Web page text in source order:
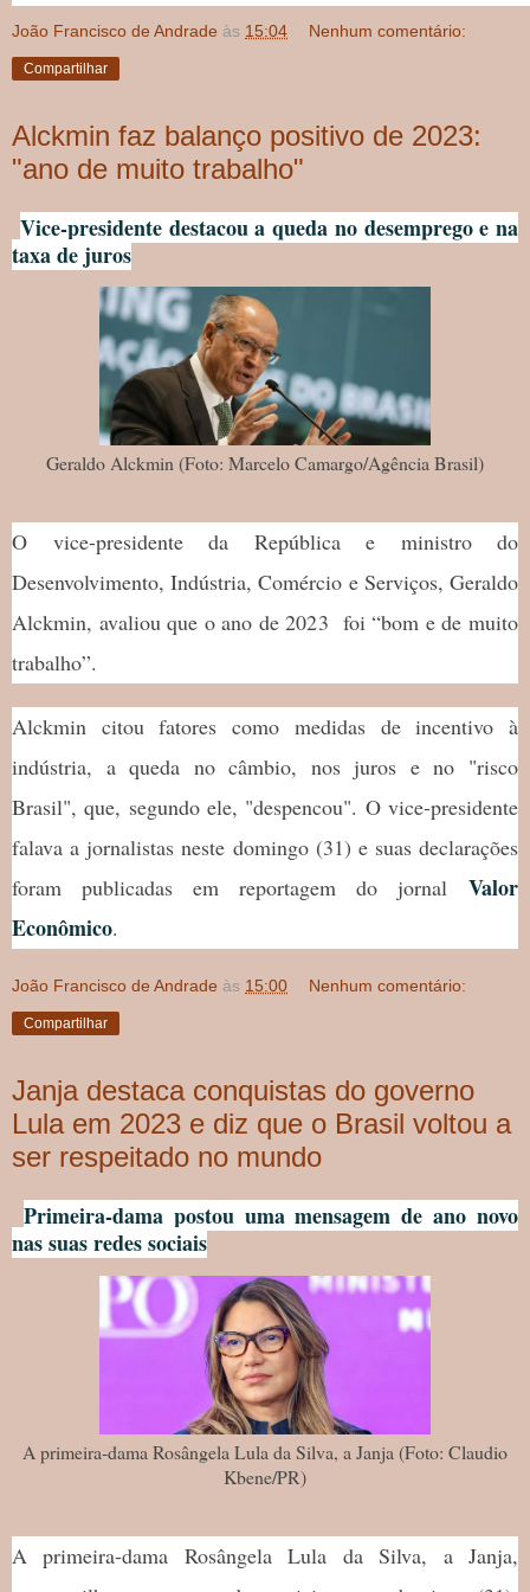
João Francisco de Andrade às 15:04 Nenhum comentário:
Compartilhar
Alckmin faz balanço positivo de 2023:
"ano de muito trabalho"
Vice-presidente destacou a queda no desemprego e na
taxa de juros
Geraldo Alckmin (Foto: Marcelo Camargo/Agência Brasil)
O vice-presidente da República e ministro do
Desenvolvimento, Indústria, Comércio e Serviços, Geraldo
Alckmin, avaliou que o ano de 2023 foi “bom e de muito
trabalho”.
Alckmin citou fatores como medidas de incentivo à
indústria, a queda no câmbio, nos juros e no "risco
Brasil", que, segundo ele, "despencou". O vice-presidente
falava a jornalistas neste domingo (31) e suas declarações
foram publicadas em reportagem do jornal Valor
Econômico.
João Francisco de Andrade às 15:00 Nenhum comentário:
Compartilhar
Janja destaca conquistas do governo
Lula em 2023 e diz que o Brasil voltou a
ser respeitado no mundo
Primeira-dama postou uma mensagem de ano novo
nas suas redes sociais
A primeira-dama Rosângela Lula da Silva, a Janja (Foto: Claudio
Kbene/PR)
A primeira-dama Rosângela Lula da Silva, a Janja,